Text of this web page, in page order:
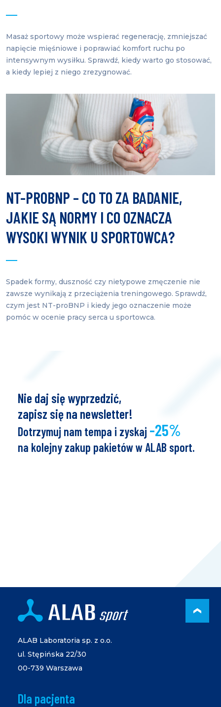
Masaż sportowy może wspierać regenerację, zmniejszać
napięcie mięśniowe i poprawiać komfort ruchu po
intensywnym wysiłku. Sprawdź, kiedy warto go stosować,
a kiedy lepiej z niego zrezygnować.
NT-PROBNP – CO TO ZA BADANIE,
JAKIE SĄ NORMY I CO OZNACZA
WYSOKI WYNIK U SPORTOWCA?
Spadek formy, duszność czy nietypowe zmęczenie nie
zawsze wynikają z przeciążenia treningowego. Sprawdź,
czym jest NT-proBNP i kiedy jego oznaczenie może
pomóc w ocenie pracy serca u sportowca.
Nie daj się wyprzedzić,
zapisz się na newsletter!
Dotrzymuj nam tempa i zyskaj -25%
na kolejny zakup pakietów w ALAB sport.
ALAB Laboratoria sp. z o.o.
ul. Stępińska 22/30
00-739 Warszawa
Dla pacjenta